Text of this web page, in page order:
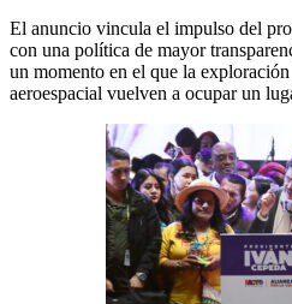
El anuncio vincula el impulso del
con una política de mayor
un momento en el que la
aeroespacial vuelven a ocupar un